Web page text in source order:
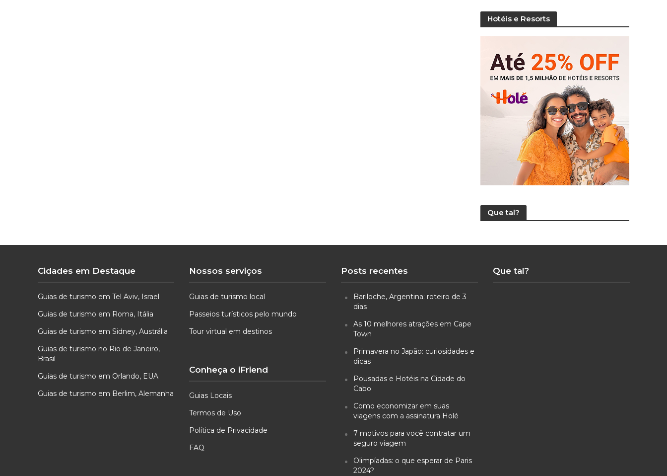
Hotéis e Resorts
Que tal?
Cidades em Destaque
Guias de turismo em Tel Aviv, Israel
Guias de turismo em Roma, Itália
Guias de turismo em Sidney, Austrália
Guias de turismo no Rio de Janeiro,
Brasil
Guias de turismo em Orlando, EUA
Guias de turismo em Berlim, Alemanha
Nossos serviços
Guias de turismo local
Passeios turísticos pelo mundo
Tour virtual em destinos
Conheça o iFriend
Guias Locais
Termos de Uso
Política de Privacidade
FAQ
Posts recentes
Bariloche, Argentina: roteiro de 3
dias
As 10 melhores atrações em Cape
Town
Primavera no Japão: curiosidades e
dicas
Pousadas e Hotéis na Cidade do
Cabo
Como economizar em suas
viagens com a assinatura Holé
7 motivos para você contratar um
seguro viagem
Olimpíadas: o que esperar de Paris
2024?
Que tal?